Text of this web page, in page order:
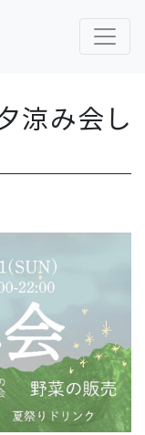
涼み会し